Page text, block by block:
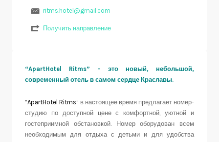
ritms.hotel@gmail.com
Получить направление
“ApartHotel Ritms” – это новый, небольшой,
современный отель в самом сердце Краславы.
“ApartHotel Ritms” в настоящее время предлагает номер-
студию по доступной цене с комфортной, уютной и
гостеприимной обстановкой. Номер оборудован всем
необходимым для отдыха с детьми и для удобства